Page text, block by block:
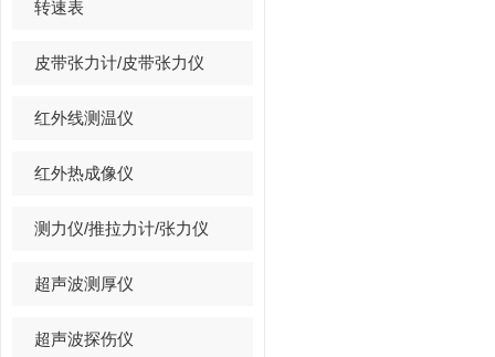
转速表
皮带张力计/皮带张力仪
红外线测温仪
红外热成像仪
测力仪/推拉力计/张力仪
超声波测厚仪
超声波探伤仪